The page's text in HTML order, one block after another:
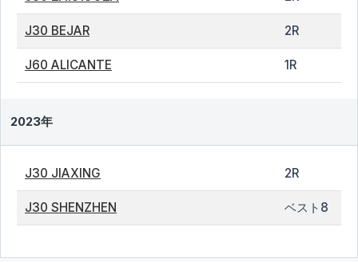
J30 BEJAR 2R
J60 ALICANTE 1R
2023年
J30 JIAXING 2R
J30 SHENZHEN ベスト8